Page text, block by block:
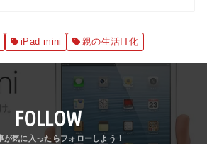
iPad mini 親の生活IT化
FOLLOW